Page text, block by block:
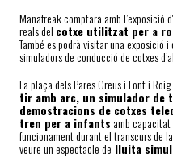
Manafreak comptarà amb l’exposició
reals del cotxe utilitzat per a
També es podrà visitar una
simuladors de conducció de cotxes
La plaça dels Pares Creus i Font i
tir amb arc, un simulador
demostracions de cotxes
tren per a infants amb
funcionament durant el transcurs de
veure un espectacle de lluita